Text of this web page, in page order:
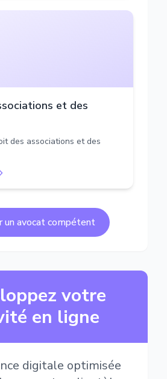
et des
des associations et des
un avocat compétent
votre
en ligne
digitale optimisée